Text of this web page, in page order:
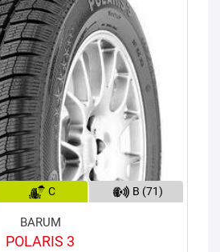
C B (71)
BARUM
POLARIS 3